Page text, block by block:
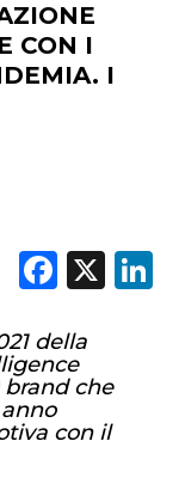
CON I
I
X
della
che
con il